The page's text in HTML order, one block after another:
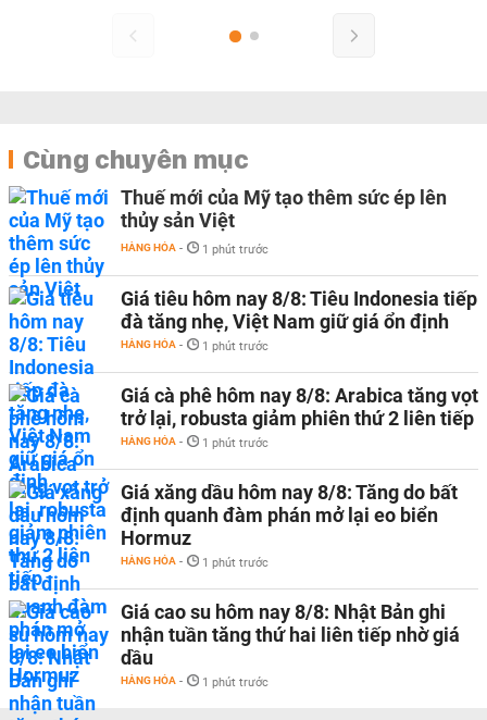
Cùng chuyên mục
Thuế mới của Mỹ tạo thêm sức ép lên
thủy sản Việt
HÀNG HÓA - 1 phút trước
Giá tiêu hôm nay 8/8: Tiêu Indonesia tiếp
đà tăng nhẹ, Việt Nam giữ giá ổn định
HÀNG HÓA - 1 phút trước
Giá cà phê hôm nay 8/8: Arabica tăng vọt
trở lại, robusta giảm phiên thứ 2 liên tiếp
HÀNG HÓA - 1 phút trước
Giá xăng dầu hôm nay 8/8: Tăng do bất
định quanh đàm phán mở lại eo biển
Hormuz
HÀNG HÓA - 1 phút trước
Giá cao su hôm nay 8/8: Nhật Bản ghi
nhận tuần tăng thứ hai liên tiếp nhờ giá
dầu
HÀNG HÓA - 1 phút trước